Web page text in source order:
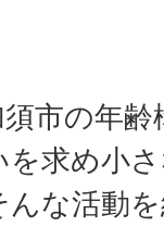
市の年
を求め小
な活動